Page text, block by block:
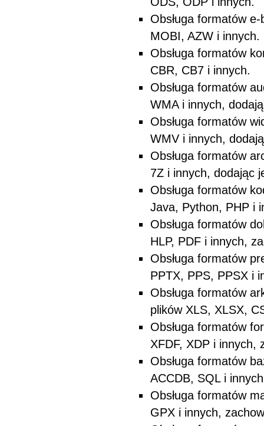
Obsługa formatów
MOBI, AZW i innych.
Obsługa formatów
CBR, CB7 i innych.
Obsługa formatów
WMA i innych,
Obsługa formatów
WMV i innych,
Obsługa formatów
7Z i innych, dodając
Obsługa formatów
Java, Python, PHP i
Obsługa formatów
HLP, PDF i innych,
Obsługa formatów
PPTX, PPS, PPSX i
Obsługa formatów
plików XLS, XLSX,
Obsługa formatów
XFDF, XDP i innych,
Obsługa formatów
ACCDB, SQL i
Obsługa formatów
GPX i innych,